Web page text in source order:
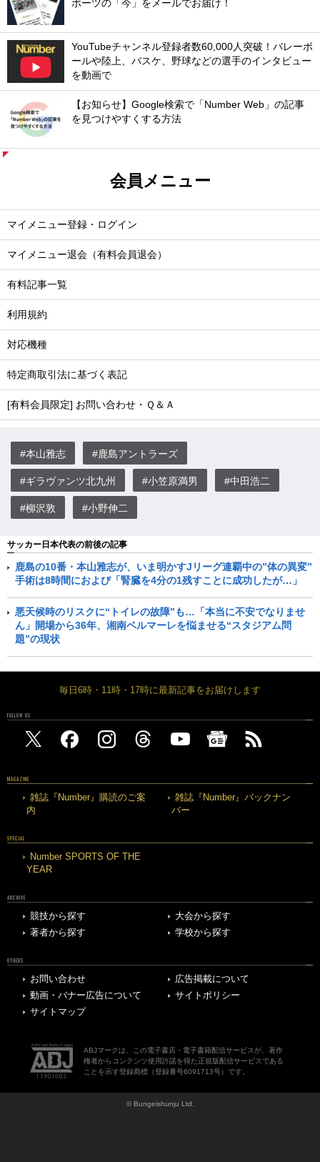
ポーツの「今」をメールでお届け！
YouTubeチャンネル登録者数60,000人突破！バレーボ
ールや陸上、バスケ、野球などの選手のインタビュー
を動画で
【お知らせ】Google検索で「Number Web」の記事
を見つけやすくする方法
会員メニュー
マイメニュー登録・ログイン
マイメニュー退会（有料会員退会）
有料記事一覧
利用規約
対応機種
特定商取引法に基づく表記
[有料会員限定] お問い合わせ・Ｑ＆Ａ
#本山雅志 #鹿島アントラーズ
#ギラヴァンツ北九州 #小笠原満男 #中田浩二
#柳沢敦 #小野伸二
サッカー日本代表の前後の記事
鹿島の10番・本山雅志が、いま明かすJリーグ連覇中の”体の異変”
手術は8時間におよび「腎臓を4分の1残すことに成功したが…」
悪天候時のリスクに“トイレの故障”も…「本当に不安でなりませ
ん」開場から36年、湘南ベルマーレを悩ませる“スタジアム問
題”の現状
毎日6時・11時・17時に最新記事をお届けします
FOLLOW US
MAGAZINE
雑誌『Number』購読のご案
内
雑誌『Number』バックナン
バー
SPECIAL
Number SPORTS OF THE
YEAR
ARCHIVE
競技から探す
大会から探す
著者から探す
学校から探す
OTHERS
お問い合わせ
広告掲載について
動画・バナー広告について
サイトポリシー
サイトマップ
ABJマークは、この電子書店・電子書籍配信サービスが、著作
権者からコンテンツ使用許諾を得た正規版配信サービスである
ことを示す登録商標（登録番号6091713号）です。
© Bungeishunju Ltd.